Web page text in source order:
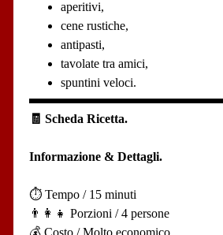
aperitivi,
cene rustiche,
antipasti,
tavolate tra amici,
spuntini veloci.
🧾 Scheda Ricetta.
Informazione & Dettagli.
⏱️ Tempo / 15 minuti
👨‍👩‍👧 Porzioni / 4 persone
💰 Costo / Molto economico